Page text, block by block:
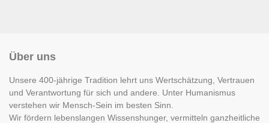
Über uns
Unsere 400-jährige Tradition lehrt uns Wertschätzung, Vertrauen
und Verantwortung für sich und andere. Unter Humanismus
verstehen wir Mensch-Sein im besten Sinn.
Wir fördern lebenslangen Wissenshunger, vermitteln ganzheitliche